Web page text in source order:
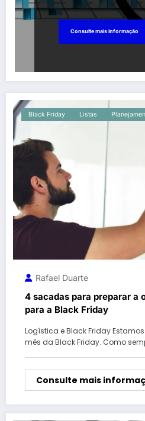
Consulte mais informação
Black Friday Listas
Rafael Duarte
4 sacadas para preparar a
para a Black Friday
Logística e Black Friday
mês da Black Friday. Como
Consulte mais